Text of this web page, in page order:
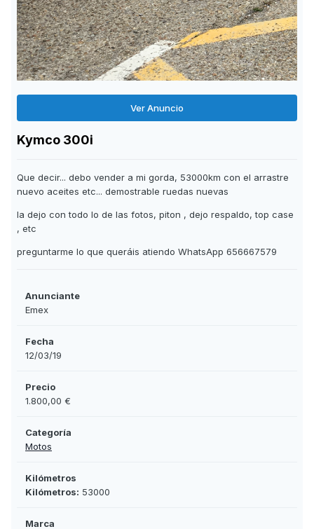
Ver Anuncio
Kymco 300i
Que decir... debo vender a mi gorda, 53000km con el arrastre
nuevo aceites etc... demostrable ruedas nuevas
la dejo con todo lo de las fotos, piton , dejo respaldo, top case
, etc
preguntarme lo que queráis atiendo WhatsApp 656667579
Anunciante
Emex
Fecha
12/03/19
Precio
1.800,00 €
Categoría
Motos
Kilómetros
Kilómetros: 53000
Marca